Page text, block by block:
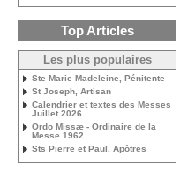
Top Articles
Les plus populaires
Ste Marie Madeleine, Pénitente
St Joseph, Artisan
Calendrier et textes des Messes
Juillet 2026
Ordo Missæ - Ordinaire de la
Messe 1962
Sts Pierre et Paul, Apôtres